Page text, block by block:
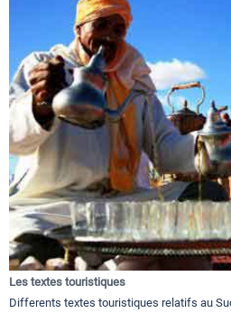
Les textes touristiques
Differents textes touristiques relatifs au